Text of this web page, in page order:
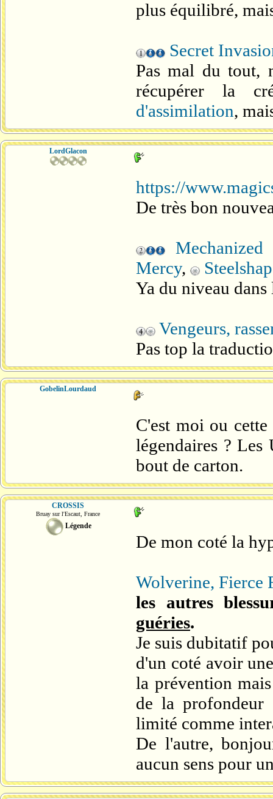
plus équilibré,
Secret
Pas mal du tout,
récupérer la
d'assimilation,
LordGlacon
https://
De très bon
Mechanized
Mercy,
Ya du niveau
Vengeurs,
Pas top la
GobelinLourdaud
C'est moi ou
légendaires ?
bout de carton.
CROSSIS
Bruay sur l'Escaut, France
Légende
De mon coté la
Wolverine, Fierce
les autres
guéries.
Je suis dubitatif
d'un coté avoir
la prévention
de la profondeur
limité comme
De l'autre,
aucun sens pour